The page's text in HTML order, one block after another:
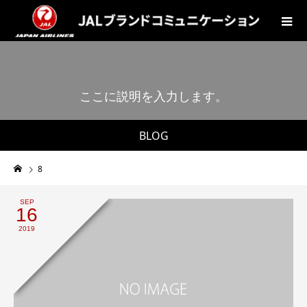
BLOG
こ こ に説明を 入 力 し ます。
8
SEP
16
2019